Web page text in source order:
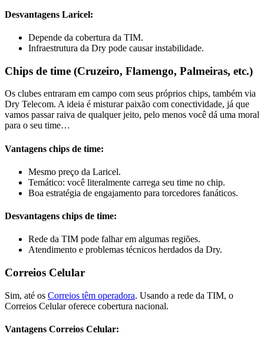
Desvantagens Laricel:
Depende da cobertura da TIM.
Infraestrutura da Dry pode causar instabilidade.
Chips de time (Cruzeiro, Flamengo, Palmeiras, etc.)
Os clubes entraram em campo com seus próprios chips, também via
Dry Telecom. A ideia é misturar paixão com conectividade, já que
vamos passar raiva de qualquer jeito, pelo menos você dá uma moral
para o seu time…
Vantagens chips de time:
Mesmo preço da Laricel.
Temático: você literalmente carrega seu time no chip.
Boa estratégia de engajamento para torcedores fanáticos.
Desvantagens chips de time:
Rede da TIM pode falhar em algumas regiões.
Atendimento e problemas técnicos herdados da Dry.
Correios Celular
Sim, até os Correios têm operadora. Usando a rede da TIM, o
Correios Celular oferece cobertura nacional.
Vantagens Correios Celular: